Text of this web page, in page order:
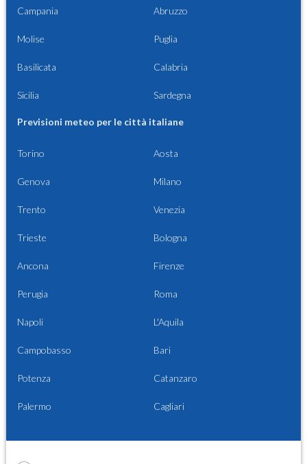
Campania Abruzzo
Molise Puglia
Basilicata Calabria
Sicilia Sardegna
Previsioni meteo per le città italiane
Torino Aosta
Genova Milano
Trento Venezia
Trieste Bologna
Ancona Firenze
Perugia Roma
Napoli L'Aquila
Campobasso Bari
Potenza Catanzaro
Palermo Cagliari